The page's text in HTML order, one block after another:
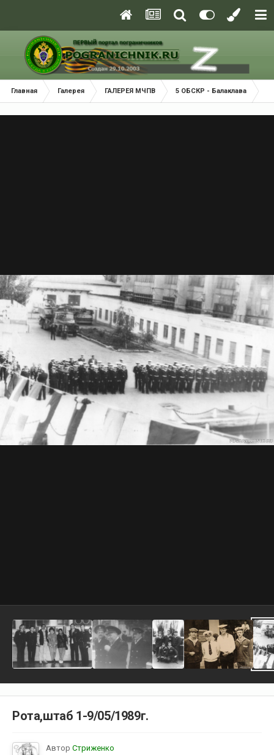
Главная Галерея ГАЛЕРЕЯ МЧПВ 5 ОБСКР - Балаклава
Рота,штаб 1-9/05/1989г.
Автор Стриженко